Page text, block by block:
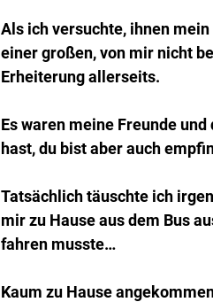
Als ich versuchte, ihnen
einer großen, von mir nicht
Erheiterung allerseits.
Es waren meine Freunde
hast, du bist aber auch
Tatsächlich täuschte ich
mir zu Hause aus dem Bus
fahren musste…
Kaum zu Hause